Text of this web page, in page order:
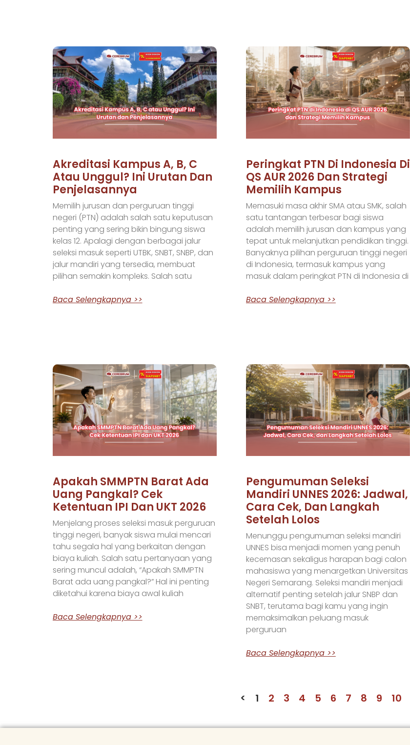
Akreditasi Kampus A, B, C
Atau Unggul? Ini Urutan Dan
Penjelasannya
Memilih jurusan dan perguruan tinggi
negeri (PTN) adalah salah satu keputusan
penting yang sering bikin bingung siswa
kelas 12. Apalagi dengan berbagai jalur
seleksi masuk seperti UTBK, SNBT, SNBP, dan
jalur mandiri yang tersedia, membuat
pilihan semakin kompleks. Salah satu
Baca Selengkapnya >>
Peringkat PTN Di Indonesia Di
QS AUR 2026 Dan Strategi
Memilih Kampus
Memasuki masa akhir SMA atau SMK, salah
satu tantangan terbesar bagi siswa
adalah memilih jurusan dan kampus yang
tepat untuk melanjutkan pendidikan tinggi.
Banyaknya pilihan perguruan tinggi negeri
di Indonesia, termasuk kampus yang
masuk dalam peringkat PTN di Indonesia di
Baca Selengkapnya >>
Apakah SMMPTN Barat Ada
Uang Pangkal? Cek
Ketentuan IPI Dan UKT 2026
Menjelang proses seleksi masuk perguruan
tinggi negeri, banyak siswa mulai mencari
tahu segala hal yang berkaitan dengan
biaya kuliah. Salah satu pertanyaan yang
sering muncul adalah, “Apakah SMMPTN
Barat ada uang pangkal?” Hal ini penting
diketahui karena biaya awal kuliah
Baca Selengkapnya >>
Pengumuman Seleksi
Mandiri UNNES 2026: Jadwal,
Cara Cek, Dan Langkah
Setelah Lolos
Menunggu pengumuman seleksi mandiri
UNNES bisa menjadi momen yang penuh
kecemasan sekaligus harapan bagi calon
mahasiswa yang menargetkan Universitas
Negeri Semarang. Seleksi mandiri menjadi
alternatif penting setelah jalur SNBP dan
SNBT, terutama bagi kamu yang ingin
memaksimalkan peluang masuk
perguruan
Baca Selengkapnya >>
< 1 2 3 4 5 6 7 8 9 10